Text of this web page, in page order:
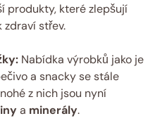
​produkty, které zlepšují
střev.
Nabídka výrobků jako je
a snacky se stále
z nich jsou nyní
a minerály.